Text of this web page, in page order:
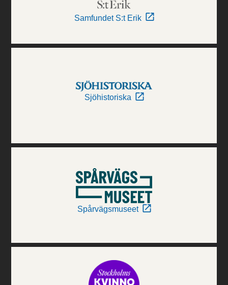
Samfundet S:t Erik
Sjöhistoriska
Spårvägsmuseet